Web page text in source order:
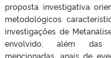
proposta investigativa
metodológicos
investigações de
envolvido, além das
mencionadas, anais de